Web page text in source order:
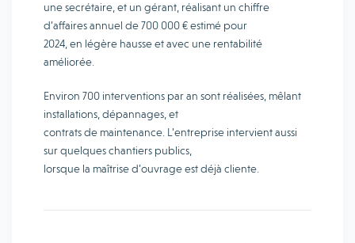
une secrétaire, et un gérant, réalisant un chiffre
d’affaires annuel de 700 000 € estimé pour
2024, en légère hausse et avec une rentabilité
améliorée.
Environ 700 interventions par an sont réalisées, mêlant
installations, dépannages, et
contrats de maintenance. L’entreprise intervient aussi
sur quelques chantiers publics,
lorsque la maîtrise d’ouvrage est déjà cliente.